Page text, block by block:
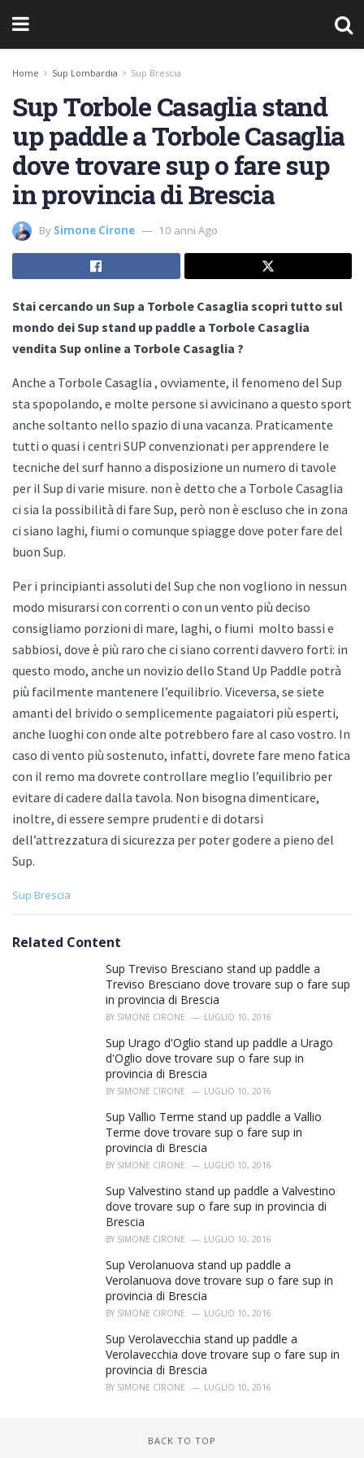
Home Sup Lombardia Sup Brescia
Sup Torbole Casaglia stand
up paddle a Torbole Casaglia
dove trovare sup o fare sup
in provincia di Brescia
By Simone Cirone 10 anni Ago
Stai cercando un Sup a Torbole Casaglia scopri tutto sul
mondo dei Sup stand up paddle a Torbole Casaglia
vendita Sup online a Torbole Casaglia ?
Anche a Torbole Casaglia , ovviamente, il fenomeno del Sup
sta spopolando, e molte persone si avvicinano a questo sport
anche soltanto nello spazio di una vacanza. Praticamente
tutti o quasi i centri SUP convenzionati per apprendere le
tecniche del surf hanno a disposizione un numero di tavole
per il Sup di varie misure. non è detto che a Torbole Casaglia
ci sia la possibilità di fare Sup, però non è escluso che in zona
ci siano laghi, fiumi o comunque spiagge dove poter fare del
buon Sup.
Per i principianti assoluti del Sup che non vogliono in nessun
modo misurarsi con correnti o con un vento più deciso
consigliamo porzioni di mare, laghi, o fiumi molto bassi e
sabbiosi, dove è più raro che ci siano correnti davvero forti: in
questo modo, anche un novizio dello Stand Up Paddle potrà
più facilmente mantenere l’equilibrio. Viceversa, se siete
amanti del brivido o semplicemente pagaiatori più esperti,
anche luoghi con onde alte potrebbero fare al caso vostro. In
caso di vento più sostenuto, infatti, dovrete fare meno fatica
con il remo ma dovrete controllare meglio l’equilibrio per
evitare di cadere dalla tavola. Non bisogna dimenticare,
inoltre, di essere sempre prudenti e di dotarsi
dell’attrezzatura di sicurezza per poter godere a pieno del
Sup.
C
e
Sup Brescia
Related Content
Sup Treviso Bresciano stand up paddle a
Treviso Bresciano dove trovare sup o fare sup
in provincia di Brescia
BY SIMONE CIRONE LUGLIO 10, 2016
Sup Urago d'Oglio stand up paddle a Urago
d'Oglio dove trovare sup o fare sup in
provincia di Brescia
BY SIMONE CIRONE LUGLIO 10, 2016
Sup Vallio Terme stand up paddle a Vallio
Terme dove trovare sup o fare sup in
provincia di Brescia
BY SIMONE CIRONE LUGLIO 10, 2016
Sup Valvestino stand up paddle a Valvestino
dove trovare sup o fare sup in provincia di
Brescia
BY SIMONE CIRONE LUGLIO 10, 2016
Sup Verolanuova stand up paddle a
Verolanuova dove trovare sup o fare sup in
provincia di Brescia
BY SIMONE CIRONE LUGLIO 10, 2016
Sup Verolavecchia stand up paddle a
Verolavecchia dove trovare sup o fare sup in
provincia di Brescia
BY SIMONE CIRONE LUGLIO 10, 2016
BACK TO TOP